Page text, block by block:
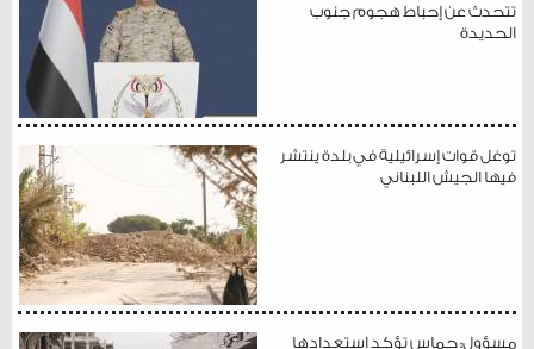
تتحدث عن إحباط هجوم جنوب
الحديدة
توغل قوات إسرائيلية في بلدة ينتشر
فيها الجيش اللبناني
مسؤول: حماس تؤكد استعدادها